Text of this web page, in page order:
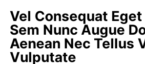
Vel Consequat Eget
Sem Nunc Augue
Aenean Nec Tellus
Vulputate